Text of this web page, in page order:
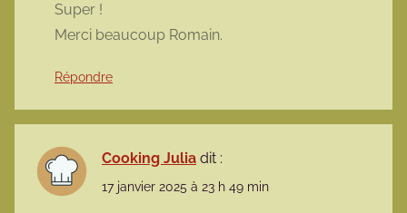
Super !
Merci beaucoup Romain.
Répondre
Cooking Julia dit :
17 janvier 2025 à 23 h 49 min